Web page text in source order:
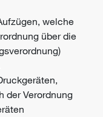
welche
über die
der Verordnung